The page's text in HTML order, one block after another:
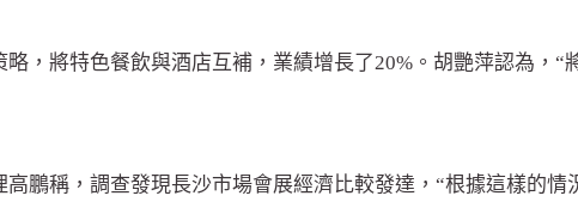
，將特色餐飲與酒店互補，業績增長了20%。胡艷萍認為，“
鵬稱，調查發現長沙市場會展經濟比較發達，“根據這樣的情